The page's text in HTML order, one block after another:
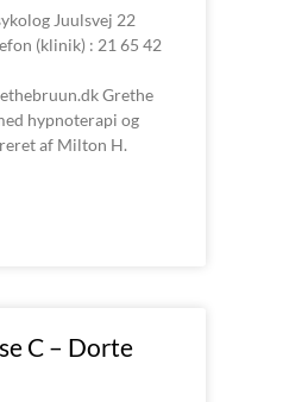
Juulsvej 22
(klinik) : 21 65 42
Grethe
hypnoterapi og
af Milton H.
C – Dorte